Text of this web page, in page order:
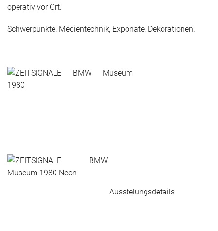
operativ vor Ort.
Schwerpunkte: Medientechnik, Exponate, Dekorationen.
Ausstelungsdetails